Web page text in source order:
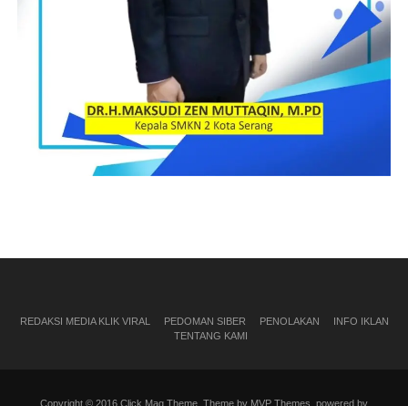
REDAKSI MEDIA KLIK VIRAL PEDOMAN SIBER PENOLAKAN
INFO IKLAN
TENTANG KAMI
Copyright © 2016 Click Mag Theme. Theme by MVP Themes, powered by